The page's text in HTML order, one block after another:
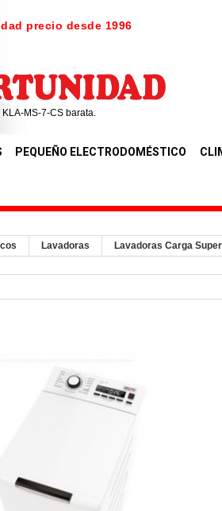
precio desde 1996
MS-7-CS barata.
PEQUEÑO ELECTRODOMÉSTICO
Lavadoras Lavadoras Carga